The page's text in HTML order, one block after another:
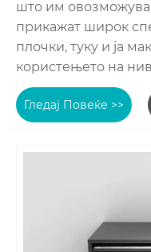
што им овозможува
прикажат широк
плочки, туку и ја
користењето на
Гледај Повеќе >>